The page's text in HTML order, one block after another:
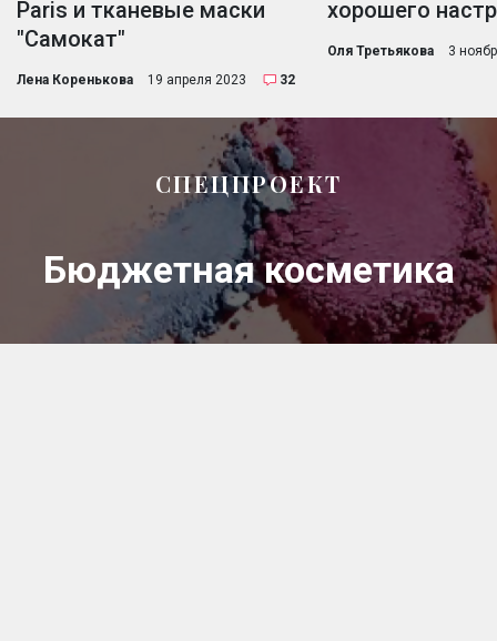
Paris и тканевые маски
"Самокат"
Лена Коренькова 19 апреля 2023 32
хорошего
Оля Третьякова 3
СПЕЦПРОЕКТ
Бюджетная косметика